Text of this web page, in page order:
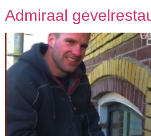
Admiraal